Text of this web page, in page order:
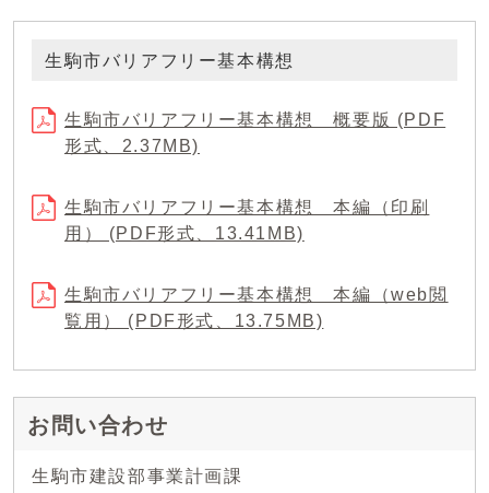
生駒市バリアフリー基本構想
生駒市バリアフリー基本構想 概要版 (PDF
形式、2.37MB)
生駒市バリアフリー基本構想 本編（印刷
用） (PDF形式、13.41MB)
生駒市バリアフリー基本構想 本編（web閲
覧用） (PDF形式、13.75MB)
お問い合わせ
生駒市建設部事業計画課